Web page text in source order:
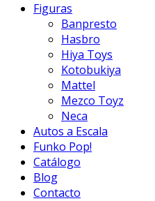
Figuras
Banpresto
Hasbro
Hiya Toys
Kotobukiya
Mattel
Mezco Toyz
Neca
Autos a Escala
Funko Pop!
Catálogo
Blog
Contacto